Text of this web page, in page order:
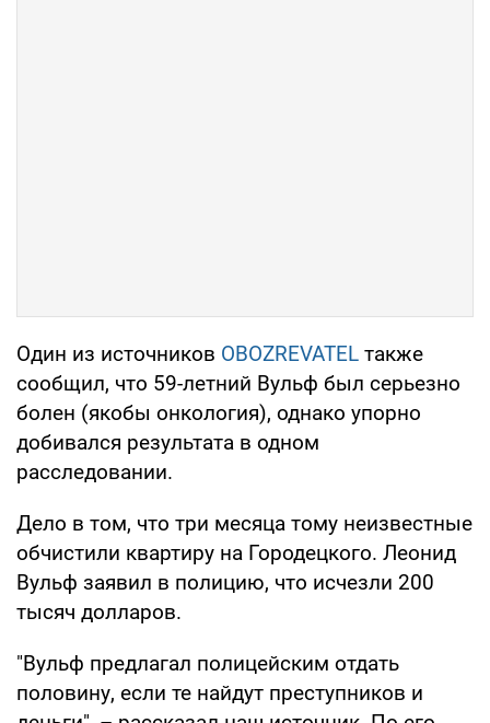
Один из источников OBOZREVATEL также
сообщил, что 59-летний Вульф был серьезно
болен (якобы онкология), однако упорно
добивался результата в одном
расследовании.
Дело в том, что три месяца тому неизвестные
обчистили квартиру на Городецкого. Леонид
Вульф заявил в полицию, что исчезли 200
тысяч долларов.
"Вульф предлагал полицейским отдать
половину, если те найдут преступников и